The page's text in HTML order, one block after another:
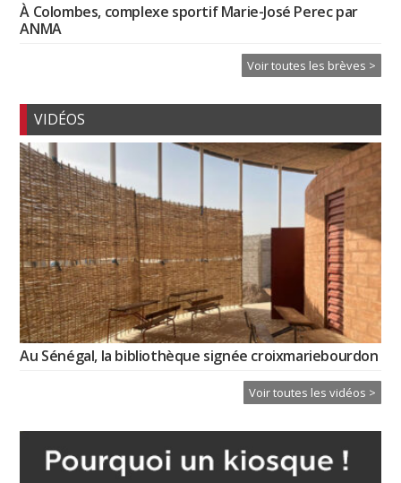
À Colombes, complexe sportif Marie-José Perec par
ANMA
Voir toutes les brèves >
VIDÉOS
Au Sénégal, la bibliothèque signée croixmariebourdon
Voir toutes les vidéos >